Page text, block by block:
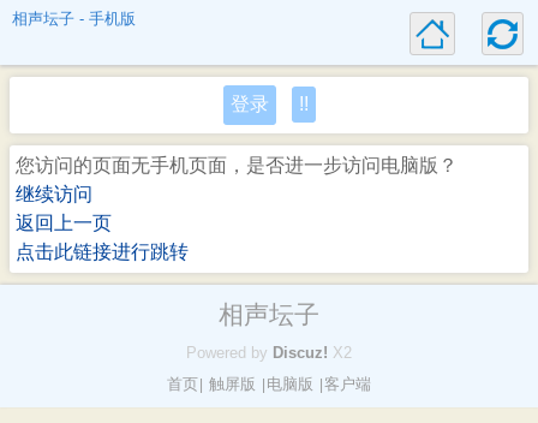
相声坛子 - 手机版
登录 !!
您访问的页面无手机页面，是否进一步访问电脑版？
继续访问
返回上一页
点击此链接进行跳转
相声坛子
Powered by Discuz! X2
首页 触屏版 电脑版 客户端